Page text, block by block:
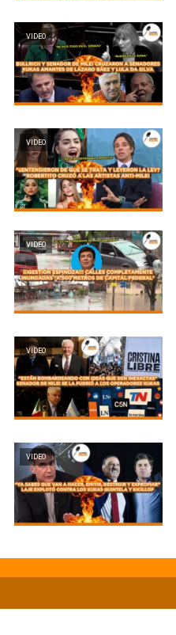
VIDEO
VIDEO
VIDEO
VIDEO
VIDEO